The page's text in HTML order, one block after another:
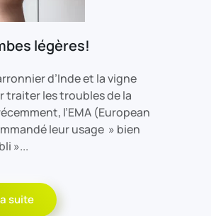
légères!
d’Inde et la vigne
traiter les troubles de la
l’EMA (European
leur usage » bien
»...
suite